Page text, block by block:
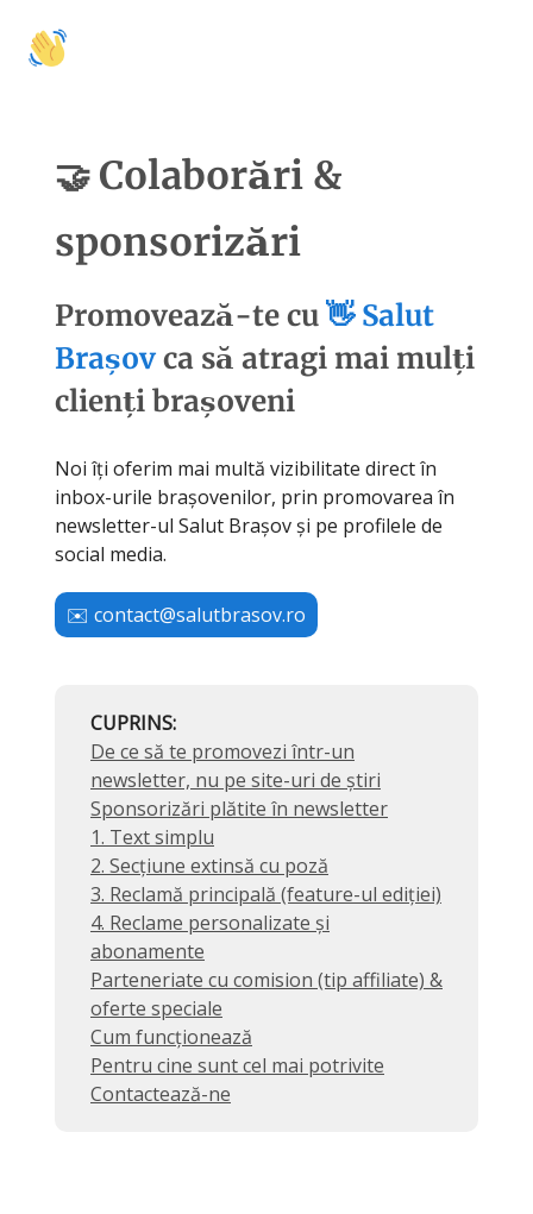
🤝 Colaborări &
sponsorizări
Promovează-te cu👋Salut
Brașovca să atragi mai mulți
clienți brașoveni
Noi îți oferim mai multă vizibilitate direct în
inbox-urile brașovenilor, prin promovarea în
newsletter-ul Salut Brașov și pe profilele de
social media.
✉️ contact@salutbrasov.ro
CUPRINS:
De ce să te promovezi într-un
newsletter, nu pe site-uri de știri
Sponsorizări plătite în newsletter
1. Text simplu
2. Secțiune extinsă cu poză
3. Reclamă principală (feature-ul ediției)
4. Reclame personalizate și
abonamente
Parteneriate cu comision (tip affiliate) &
oferte speciale
Cum funcționează
Pentru cine sunt cel mai potrivite
Contactează-ne